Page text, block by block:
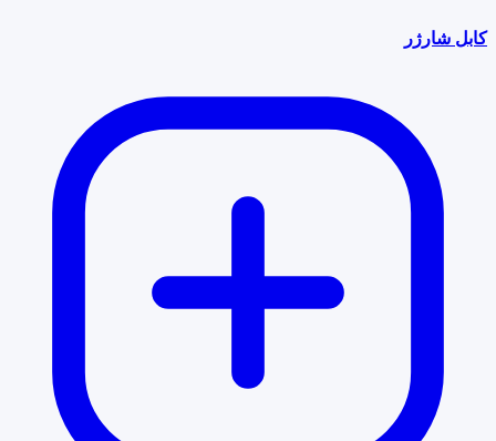
کابل شارژر